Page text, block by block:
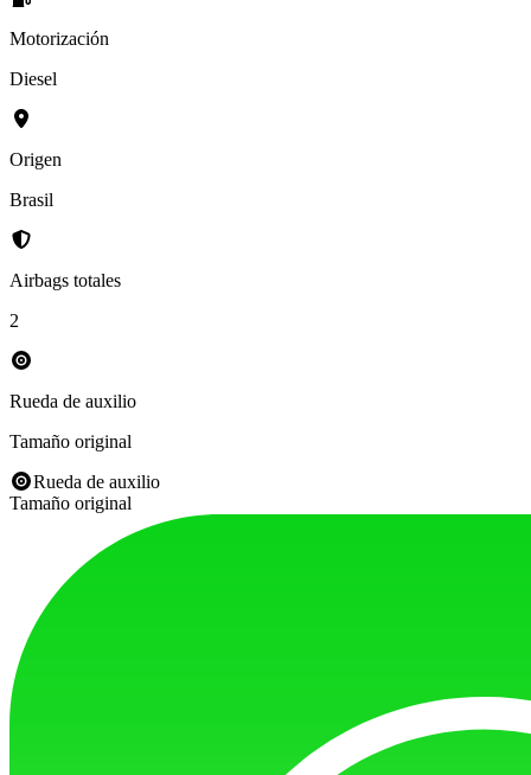
Motorización
Diesel
Origen
Brasil
Airbags totales
2
Rueda de auxilio
Tamaño original
Rueda de auxilio
Tamaño original